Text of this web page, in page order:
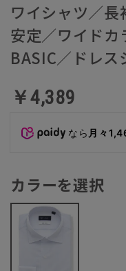
ワイシャツ／
安定／ワイドカ
BASIC／ドレス
￥4,389
なら 月々
カラーを選択